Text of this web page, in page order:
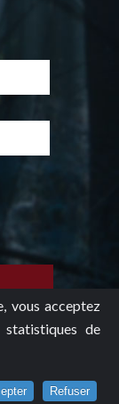
vous acceptez
de
Refuser